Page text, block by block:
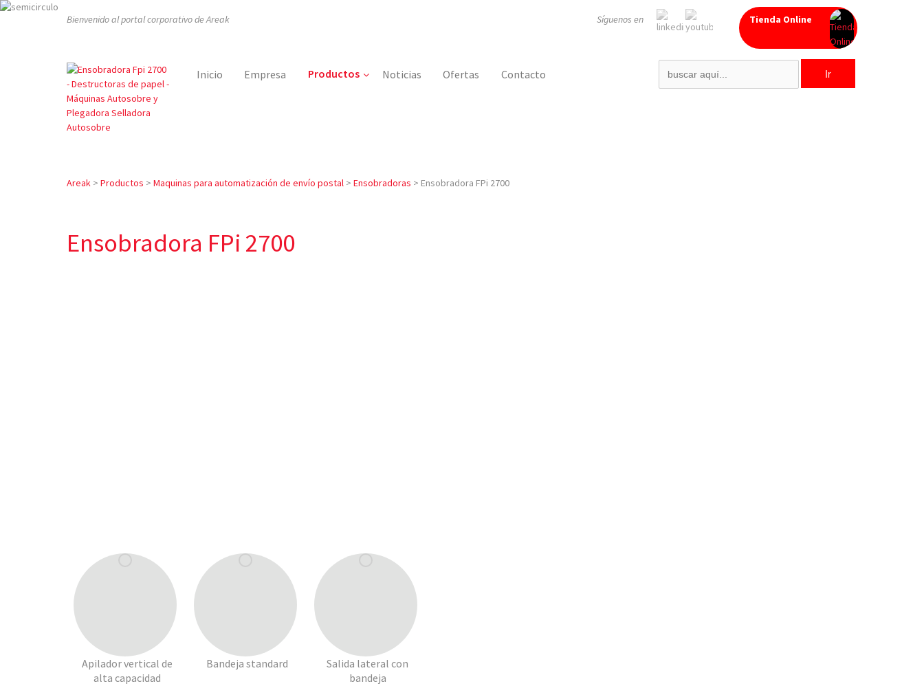
Bienvenido al portal corporativo de Areak Tienda Online
Síguenos en
Inicio Empresa Productos Noticias Ofertas Contacto
Search
for:
Areak > Productos > Maquinas para automatización de envío postal > Ensobradoras > Ensobradora FPi 2700
Ensobradora FPi 2700
Apilador vertical de
alta capacidad
Bandeja standard
Salida lateral con
bandeja